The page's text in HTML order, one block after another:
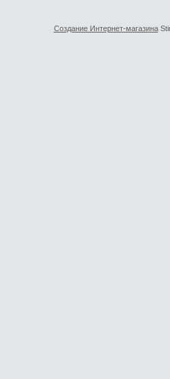
Создание Интернет-магазина